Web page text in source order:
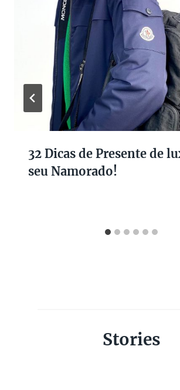
32 Dicas de Presente de
seu Namorado!
Stories